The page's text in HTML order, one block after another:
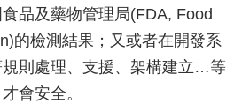
品及藥物管理局(FDA, Food
的檢測結果；又或者在開發系
則處理、支援、架構建立…等
會安全。